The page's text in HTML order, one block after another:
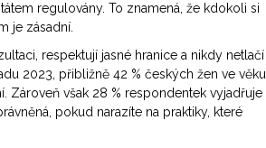
regulovány. To znamená, že kdokoli si
je zásadní.
respektují jasné hranice a nikdy netlačí
2023, přibližně 42 % českých žen ve věku
však 28 % respondentek vyjadřuje
pokud narazíte na praktiky, které